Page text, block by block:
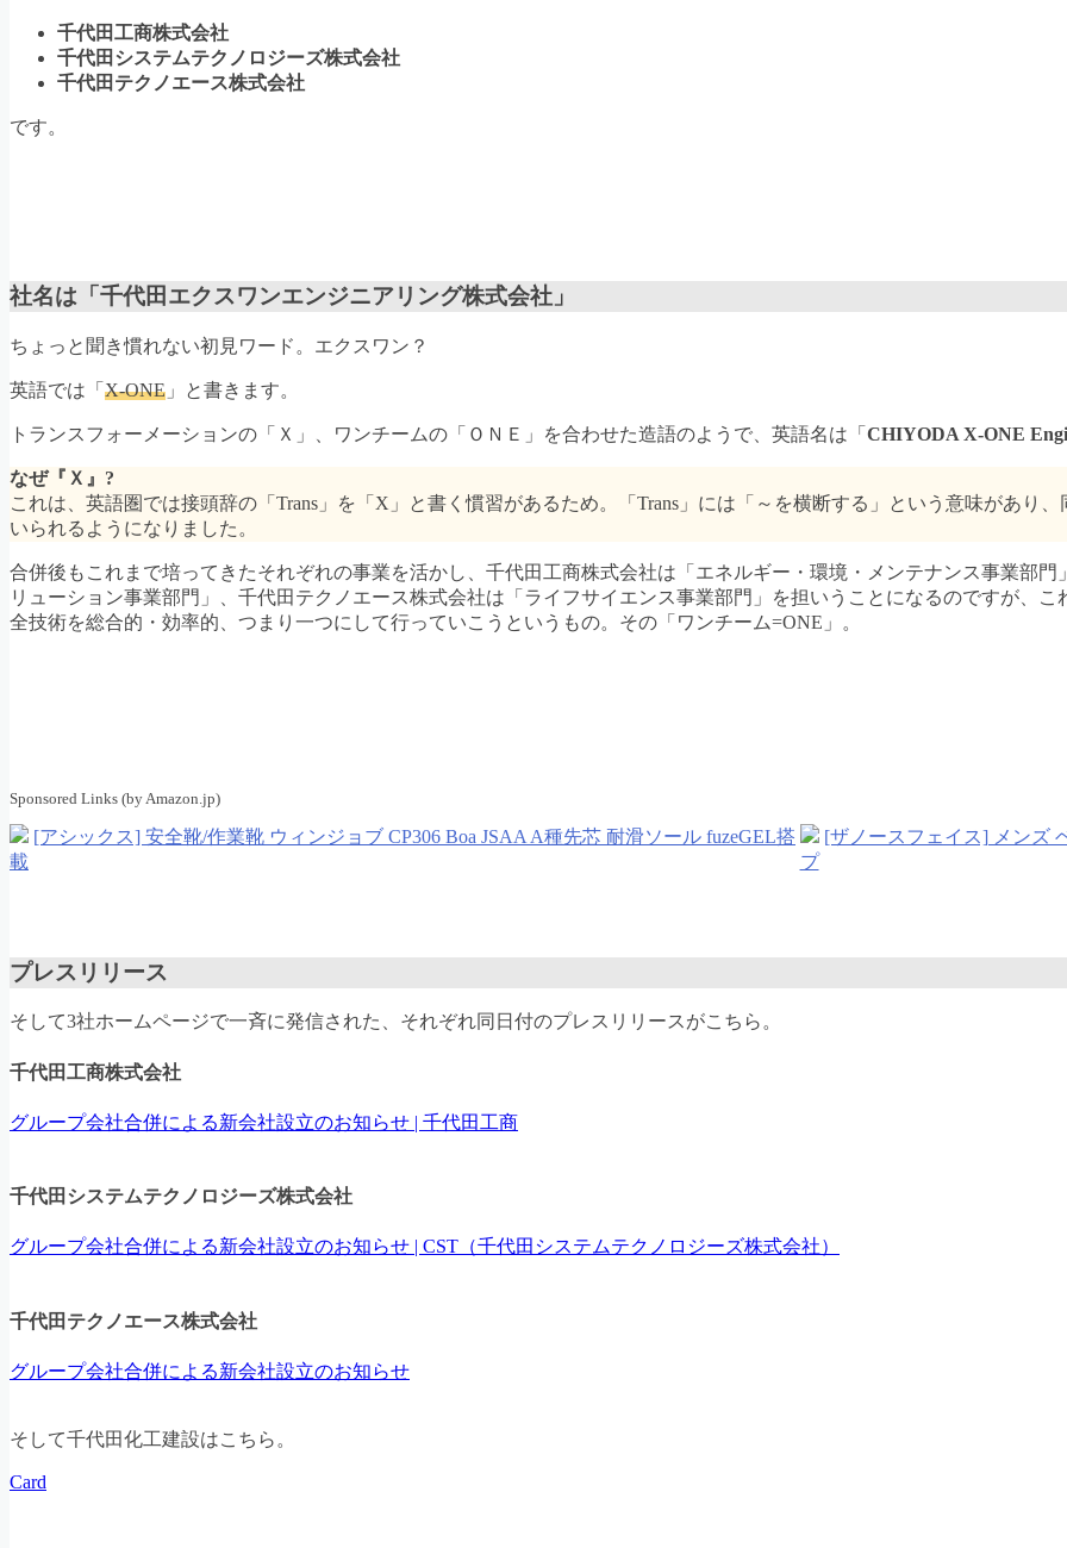
千代田工商株式会社
千代田システムテクノロジーズ株式会社
千代田テクノエース株式会社
です。
社名は「千代田エクスワンエンジニアリング株式会社」
ちょっと聞き慣れない初見ワード。エクスワン？
英語では「 X-ONE 」と書きます。
トランスフォーメーションの「Ｘ」、ワンチームの「ＯＮＥ」を合わせた造語のようで、英語名は「 CHIYODA X-ONE
なぜ『Ｘ』?
これは、英語圏では接頭辞の「Trans」を「X」と書く慣習があるため。「Trans」には「～を横断する」という意味があり
いられるようになりました。
合併後もこれまで培ってきたそれぞれの事業を活かし、千代田工商株式会社は「エネルギー・環境・メンテナンス事業部
リューション事業部門」、千代田テクノエース株式会社は「ライフサイエンス事業部門」を担いうことになるのですが、
全技術を総合的・効率的、つまり一つにして行っていこうというもの。その「ワンチーム=ONE」。
Sponsored Links (by Amazon.jp)
[アシックス] 安全靴/作業靴 ウィンジョブ CP306 Boa JSAA A種先芯 耐滑ソール fuzeGEL搭
載
[ザノースフェイス] メンズ
プ
プレスリリース
そして3社ホームページで一斉に発信された、それぞれ同日付のプレスリリースがこちら。
千代田工商株式会社
グループ会社合併による新会社設立のお知らせ | 千代田工商
千代田システムテクノロジーズ株式会社
グループ会社合併による新会社設立のお知らせ | CST（千代田システムテクノロジーズ株式会社）
千代田テクノエース株式会社
グループ会社合併による新会社設立のお知らせ
そして千代田化工建設はこちら。
Card